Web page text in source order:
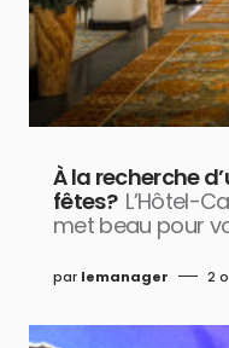
À la recherche
fêtes? L’Hôtel-
met beau pour
par lemanager 2